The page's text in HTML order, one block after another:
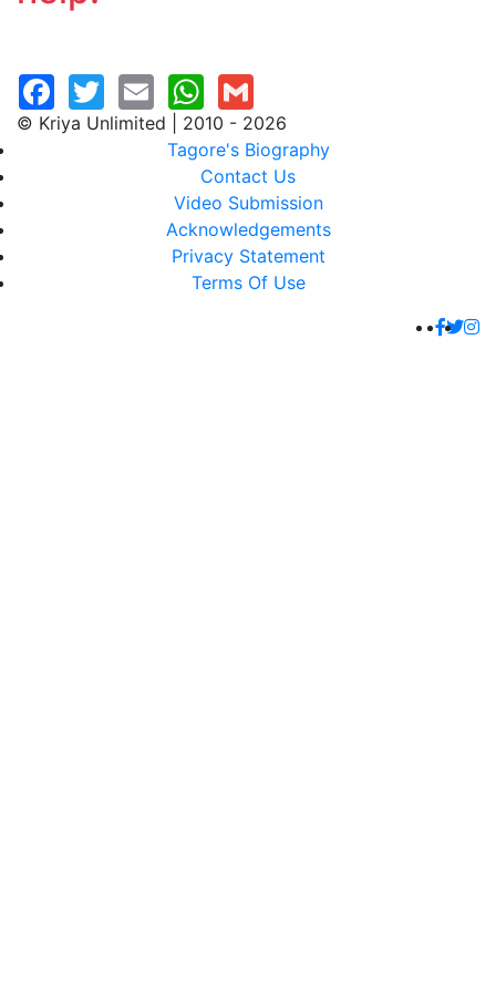
© Kriya Unlimited | 2010 - 2026
Tagore's Biography
Contact Us
Video Submission
Acknowledgements
Privacy Statement
Terms Of Use